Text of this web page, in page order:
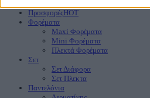
ΠροσφορέςHOT
Φορέματα
Maxi Φορέματα
Mini Φορέματα
Πλεκτά Φορέματα
Σετ
Σετ Διάφορα
Σετ Πλεκτα
Παντελόνια